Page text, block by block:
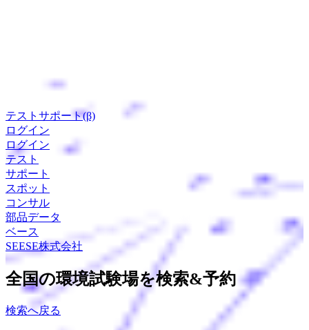
テストサポート(β)
ログイン
ログイン
テスト
サポート
スポット
コンサル
部品データ
ベース
SEESE株式会社
全国の環境試験場を検索&予約
検索へ戻る